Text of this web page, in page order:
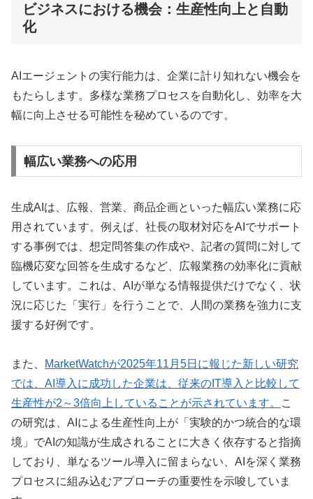
ビジネスにおける機会：生産性向上と自動
化
AIエージェントの実行能力は、企業に計り知れない機会を
もたらします。多様な業務プロセスを自動化し、効率を大
幅に向上させる可能性を秘めているのです。
幅広い業務への応用
生成AIは、広報、営業、商品企画といった幅広い業務に応
用されています。例えば、社長の取材対応をAIでサポート
する事例では、想定問答集の作成や、記者の質問に対して
臨機応変な回答を生成するなど、広報業務の効率化に貢献
しています。これは、AIが単なる情報提供だけでなく、状
況に応じた「実行」を行うことで、人間の業務を強力に支
援する好例です。
また、
MarketWatchが2025年11月5日に報じた新しい研究
では、AI導入に成功した企業は、従来のIT導入と比較して
生産性が2～3倍向上していることが示されています。
こ
の研究は、AIによる生産性向上が「実験的かつ統合的な環
境」でAIの知識が生成されることに大きく依存すると指摘
しており、単なるツール導入に留まらない、AIを深く業務
プロセスに組み込むアプローチの重要性を示唆していま